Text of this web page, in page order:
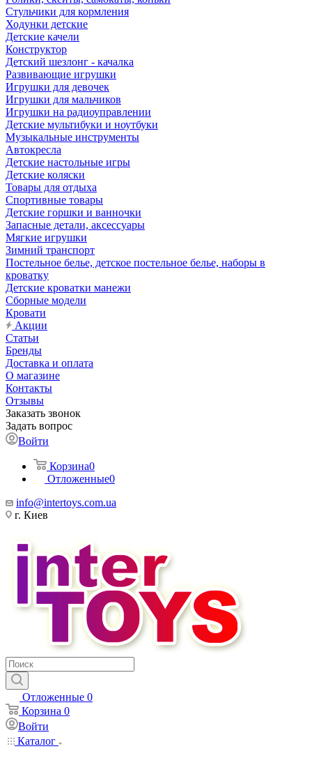
Стульчики для кормления
Ходунки детские
Детские качели
Конструктор
Детский шезлонг - качалка
Развивающие игрушки
Игрушки для девочек
Игрушки для мальчиков
Игрушки на радиоуправлении
Детские мультибуки и ноутбуки
Музыкальные инструменты
Автокресла
Детские настольные игры
Детские коляски
Товары для отдыха
Спортивные товары
Детские горшки и ванночки
Запасные детали, аксессуары
Мягкие игрушки
Зимний транспорт
Постельное белье, детское постельное белье, наборы в
кроватку
Детские кроватки манежи
Сборные модели
Кровати
Акции
Статьи
Бренды
Доставка и оплата
О магазине
Контакты
Отзывы
Заказать звонок
Задать вопрос
Войти
Корзина0
Отложенные0
info@intertoys.com.ua
г. Киев
Отложенные 0
Корзина 0
Войти
Каталог